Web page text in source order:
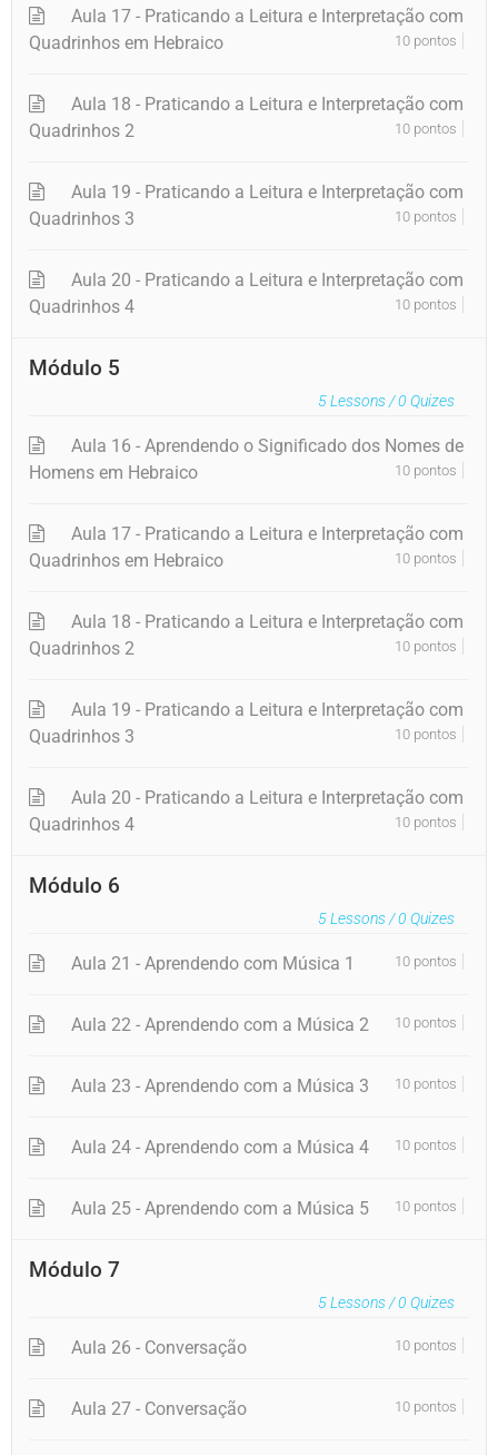
Aula 17 - Praticando a Leitura e Interpretação com
Quadrinhos em Hebraico
10 pontos
Aula 18 - Praticando a Leitura e Interpretação com
Quadrinhos 2
10 pontos
Aula 19 - Praticando a Leitura e Interpretação com
Quadrinhos 3
10 pontos
Aula 20 - Praticando a Leitura e Interpretação com
Quadrinhos 4
10 pontos
Módulo 5
5Lessons /0 Quizes
Aula 16 - Aprendendo o Significado dos Nomes de
Homens em Hebraico
10 pontos
Aula 17 - Praticando a Leitura e Interpretação com
Quadrinhos em Hebraico
10 pontos
Aula 18 - Praticando a Leitura e Interpretação com
Quadrinhos 2
10 pontos
Aula 19 - Praticando a Leitura e Interpretação com
Quadrinhos 3
10 pontos
Aula 20 - Praticando a Leitura e Interpretação com
Quadrinhos 4
10 pontos
Módulo 6
5Lessons /0 Quizes
Aula 21 - Aprendendo com Música 1 10 pontos
Aula 22 - Aprendendo com a Música 2 10 pontos
Aula 23 - Aprendendo com a Música 3 10 pontos
Aula 24 - Aprendendo com a Música 4 10 pontos
Aula 25 - Aprendendo com a Música 5 10 pontos
Módulo 7
5Lessons /0 Quizes
Aula 26 - Conversação 10 pontos
Aula 27 - Conversação 10 pontos